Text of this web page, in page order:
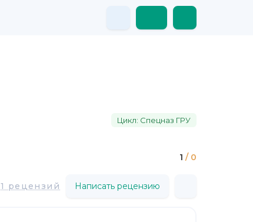
Цикл: Спецназ ГРУ
1 / 0
1 рецензий Написать рецензию